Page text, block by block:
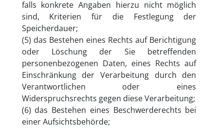
falls konkrete Angaben hierzu nicht möglich
sind, Kriterien für die Festlegung der
Speicherdauer;
(5) das Bestehen eines Rechts auf Berichtigung
oder Löschung der Sie betreffenden
personenbezogenen Daten, eines Rechts auf
Einschränkung der Verarbeitung durch den
Verantwortlichen oder eines
Widerspruchsrechts gegen diese Verarbeitung;
(6) das Bestehen eines Beschwerderechts bei
einer Aufsichtsbehörde;